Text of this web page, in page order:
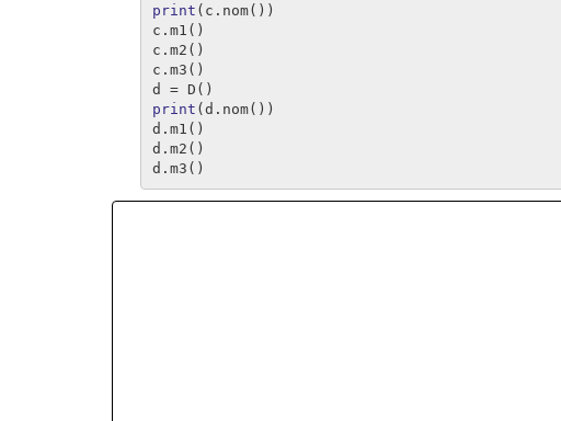
print ( c . nom())
c . m1 ()
c . m2 ()
c . m3 ()
d
= D ()
print (d . nom())
d . m1 ()
d . m2 ()
d . m3 ()